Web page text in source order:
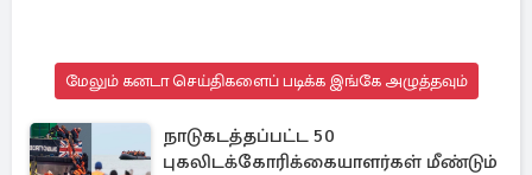
மேலும் கனடா செய்திகளைப் படிக்க இங்கே அழுத்தவும்
நாடுகடத்தப்பட்ட 50
புகலிடக்கோரிக்கையாளர்கள் மீண்டும்